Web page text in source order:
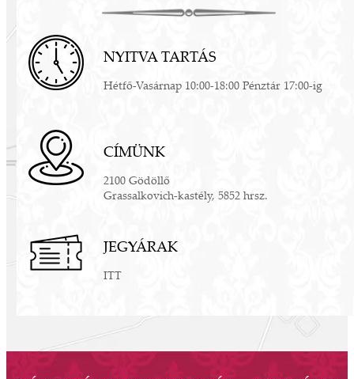
NYITVA TARTÁS
Hétfő-Vasárnap 10:00-18:00 Pénztár 17:00-ig
CÍMÜNK
2100 Gödöllő
Grassalkovich-kastély, 5852 hrsz.
JEGYÁRAK
ITT